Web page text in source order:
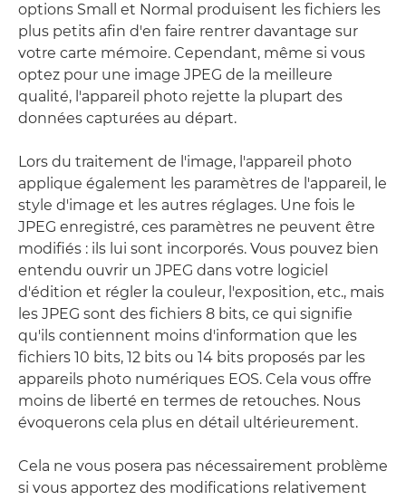
options Small et Normal produisent les fichiers les
plus petits afin d'en faire rentrer davantage sur
votre carte mémoire. Cependant, même si vous
optez pour une image JPEG de la meilleure
qualité, l'appareil photo rejette la plupart des
données capturées au départ.
Lors du traitement de l'image, l'appareil photo
applique également les paramètres de l'appareil, le
style d'image et les autres réglages. Une fois le
JPEG enregistré, ces paramètres ne peuvent être
modifiés : ils lui sont incorporés. Vous pouvez bien
entendu ouvrir un JPEG dans votre logiciel
d'édition et régler la couleur, l'exposition, etc., mais
les JPEG sont des fichiers 8 bits, ce qui signifie
qu'ils contiennent moins d'information que les
fichiers 10 bits, 12 bits ou 14 bits proposés par les
appareils photo numériques EOS. Cela vous offre
moins de liberté en termes de retouches. Nous
évoquerons cela plus en détail ultérieurement.
Cela ne vous posera pas nécessairement problème
si vous apportez des modifications relativement